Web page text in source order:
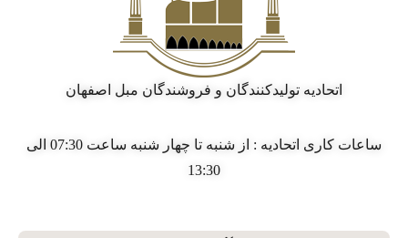
اتحادیه تولیدکنندگان و فروشندگان مبل اصفهان
ساعات کاری اتحادیه : از شنبه تا چهار شنبه ساعت 07:30 الی
13:30